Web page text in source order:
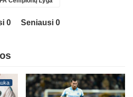
0
Seniausi 0